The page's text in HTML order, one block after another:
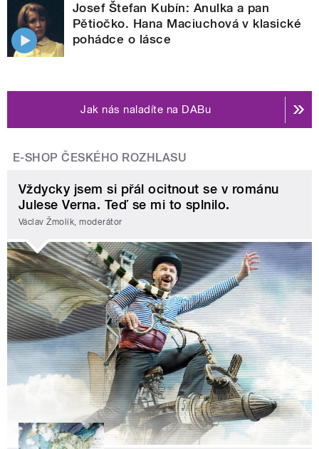
Josef Štefan Kubín: Anulka a pan
Pětiočko. Hana Maciuchová v klasické
pohádce o lásce
Jak nás naladíte na DABu
E-SHOP ČESKÉHO ROZHLASU
Vždycky jsem si přál ocitnout se v románu
Julese Verna. Teď se mi to splnilo.
Václav Žmolík, moderátor